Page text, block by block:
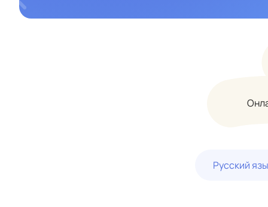
Русский